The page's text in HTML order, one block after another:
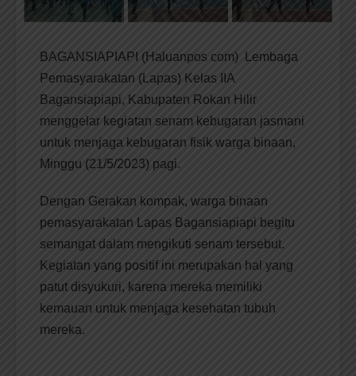
BAGANSIAPIAPI (Haluanpos com) Lembaga
Pemasyarakatan (Lapas) Kelas IIA
Bagansiapiapi, Kabupaten Rokan Hilir
menggelar kegiatan senam kebugaran jasmani
untuk menjaga kebugaran fisik warga binaan,
Minggu (21/5/2023) pagi.
Dengan Gerakan kompak, warga binaan
pemasyarakatan Lapas Bagansiapiapi begitu
semangat dalam mengikuti senam tersebut.
Kegiatan yang positif ini merupakan hal yang
patut disyukuri, karena mereka memiliki
kemauan untuk menjaga kesehatan tubuh
mereka.